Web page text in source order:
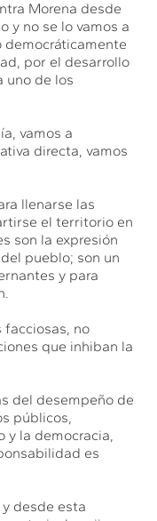
Morena desde
y no se lo vamos a
democráticamente
por el desarrollo
uno de los
vamos a
directa, vamos
llenarse las
el territorio en
son la expresión
pueblo; son un
y para
facciosas, no
que inhiban la
del desempeño de
públicos,
y la democracia,
es
desde esta